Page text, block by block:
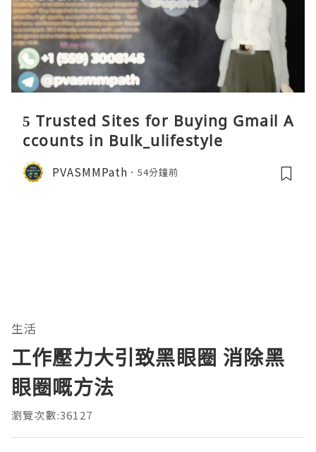
5 Trusted Sites for Buying Gmail A
ccounts in Bulk_ulifestyle
PVASMMPath 54分鐘前
生活
工作壓力大引致黑眼圈 消除黑
眼圈嘅方法
瀏覽次數:36127